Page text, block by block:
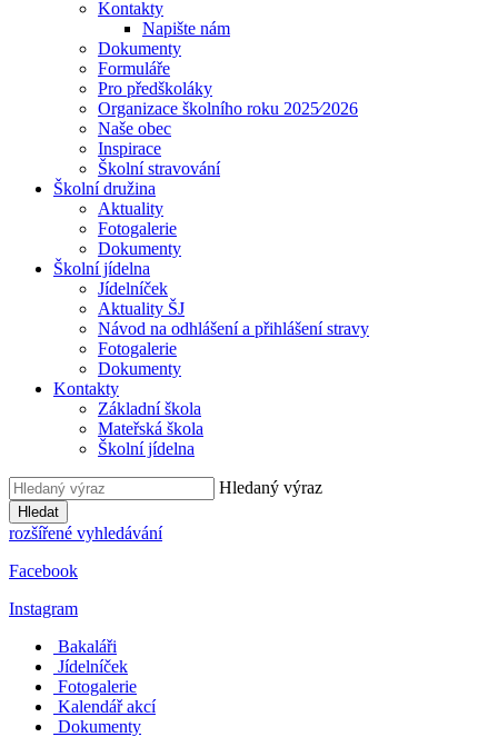
Kontakty
Napište nám
Dokumenty
Formuláře
Pro předškoláky
Organizace školního roku 2025⁄2026
Naše obec
Inspirace
Školní stravování
Školní družina
Aktuality
Fotogalerie
Dokumenty
Školní jídelna
Jídelníček
Aktuality ŠJ
Návod na odhlášení a přihlášení stravy
Fotogalerie
Dokumenty
Kontakty
Základní škola
Mateřská škola
Školní jídelna
Hledaný výraz
Hledat
rozšířené vyhledávání
Facebook
Instagram
Bakaláři
Jídelníček
Fotogalerie
Kalendář akcí
Dokumenty